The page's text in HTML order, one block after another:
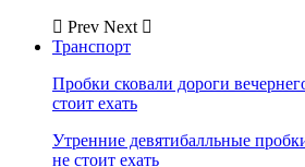
Prev Next
Транспорт
Пробки сковали дороги
стоит ехать
Утренние девятибалльные
не стоит ехать